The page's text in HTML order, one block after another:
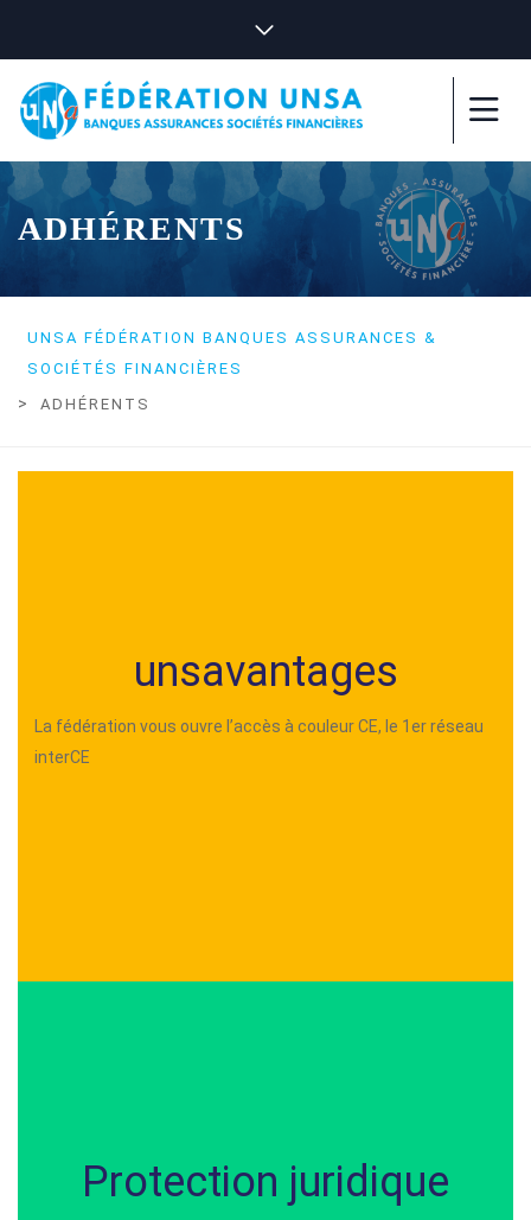
ADHÉRENTS
UNSA FÉDÉRATION BANQUES ASSURANCES &
SOCIÉTÉS FINANCIÈRES
> ADHÉRENTS
unsavantages
La fédération vous ouvre l’accès à couleur CE, le 1er réseau
interCE
Protection juridique